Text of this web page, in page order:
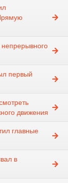
первый
движения
главные
в